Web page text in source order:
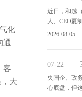
化
通
客
大
以"央国企
近日，和越
人、CEO夏
2026-08-05
07-22 ——
实战营赋
央国企、政
心底盘，但